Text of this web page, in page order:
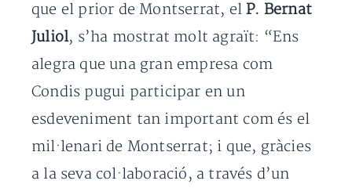
que el prior de Montserrat, elP. Bernat
Juliol, s’ha mostrat molt agraït: “Ens
alegra que una gran empresa com
Condis pugui participar en un
esdeveniment tan important com és el
mil·lenari de Montserrat; i que, gràcies
a la seva col·laboració, a través d’un